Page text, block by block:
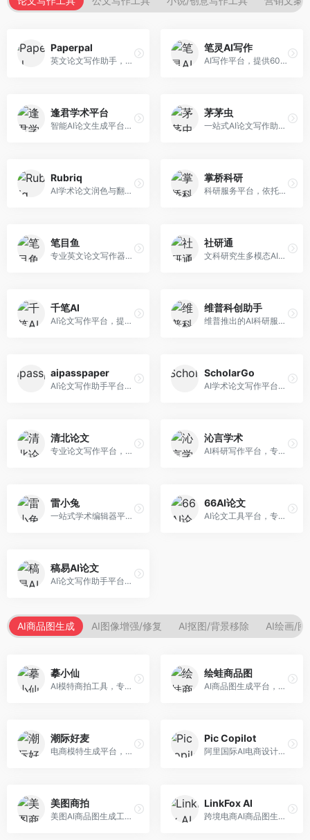
Paperpal
英文论文写作助手，专注于学术英语润色。面向需要发表国际期刊的研究者，提供语法检查、学术表达优化、格式规范等服务，英语表达地道专业。
笔灵AI写作
AI写作平台，提供600+写作模板。面向学生、职场人士和内容创作者，支持论文、公文、营销文案等多种文体，模板丰富，一键生成，写作效率大幅提升。
逢君学术平台
智能AI论文生成平台，支持查重检测。面向高校学生和研究人员，提供论文选题、内容生成、查重修改等一站式服务，学术写作流程完整。
茅茅虫
一站式AI论文写作助手，覆盖学术写作全场景。面向高校学生和科研人员，提供开题报告、文献综述、论文正文等写作服务，支持多学科多类型论文，操作简便。
Rubriq
AI学术论文润色与翻译平台。面向国际期刊投稿者，提供论文润色、翻译、格式调整等服务，支持多语言，学术表达专业规范。
掌桥科研
科研服务平台，依托3亿+真实文献数据库。面向学术研究者和学生，提供文献检索、论文写作、科研数据分析等服务，文献资源丰富，学术支持专业。
笔目鱼
专业英文论文写作器，支持学术论文全流程。面向留学生和国际期刊投稿者，提供英文论文撰写、润色、格式调整等服务，学术英语表达规范。
社研通
文科研究生多模态AI学术写作平台。面向文科研究生和社科研究者，提供文献综述、理论分析、定性研究辅助等服务，文科研究方法论支持完善。
千笔AI
AI论文写作平台，提供无限改稿服务。面向高校学生和学术研究者，支持论文选题、大纲生成、内容撰写、查重修改等全流程服务，改稿次数不限，服务质量有保障。
维普科创助手
维普推出的AI科研服务平台，整合学术资源与智能写作。面向科研人员和高校师生，提供文献检索、论文写作、查重检测等一站式服务，学术资源权威可靠。
aipasspaper
AI论文写作助手平台，提供智能化的学术写作支持。面向大学生和研究人员，支持多种学科论文生成，提供参考文献管理和格式规范服务，写作效率高。
ScholarGo
AI学术论文写作平台，专注于理工科领域的逻辑构建。面向理工科研究生和科研工作者，提供公式编辑、数据分析、论文结构优化等服务，理工科写作逻辑严谨。
清北论文
专业论文写作平台，依托高校学术资源。面向本科生和研究生，提供论文指导、写作辅助、查重检测等服务，学术规范性强，适合追求高质量论文的用户。
沁言学术
AI科研写作平台，专注于学术研究辅助。面向研究生和科研工作者，提供文献分析、研究方法指导、论文撰写等服务，学术资源丰富，研究支持全面。
雷小兔
一站式学术编辑器平台，覆盖论文写作全流程。面向高校学生和科研人员，提供选题分析、文献检索、论文生成、查重降重等服务，操作流程清晰，学术写作效率显著提升。
66AI论文
AI论文工具平台，专注于高质量低查重论文生成。面向大学生和研究生，提供论文写作、降重修改等服务，生成内容原创度高，查重率低。
稿易AI论文
AI论文写作助手平台，提供智能化学术写作支持。面向高校学生，支持多种论文类型生成，提供参考文献管理和格式规范服务，操作流程简单。
AI商品图生成 AI图像增强/修复 AI抠图/背景移除 AI绘画/图
摹小仙
AI模特商拍工具，专注于服装电商。面向服装电商卖家，提供虚拟模特试穿、商品展示图生成等服务，模特形象多样，拍摄成本低。
绘蛙商品图
AI商品图生成平台，支持模特换装和场景生成。面向电商卖家，提供商品上身效果展示、场景化商品图生成等服务，电商营销效果显著。
潮际好麦
电商模特生成平台，支持AI虚拟模特创作。面向服装和配饰电商，提供模特试穿、商品展示、营销素材生成等服务，模特形象可定制。
Pic Copilot
阿里国际AI电商设计工具，专注于跨境电商。面向跨境电商卖家，提供商品图优化、营销海报生成、多语言适配等服务，海外市场适配性强。
美图商拍
美图AI商品图生成工具，整合美图生态。面向电商卖家，提供商品图美化、模特替换、场景生成等服务，移动端操作便捷。
LinkFox AI
跨境电商AI商品图生成工具。面向跨境电商卖家，支持多语言商品图生成、模特替换、场景优化等服务，适配海外电商平台需求。